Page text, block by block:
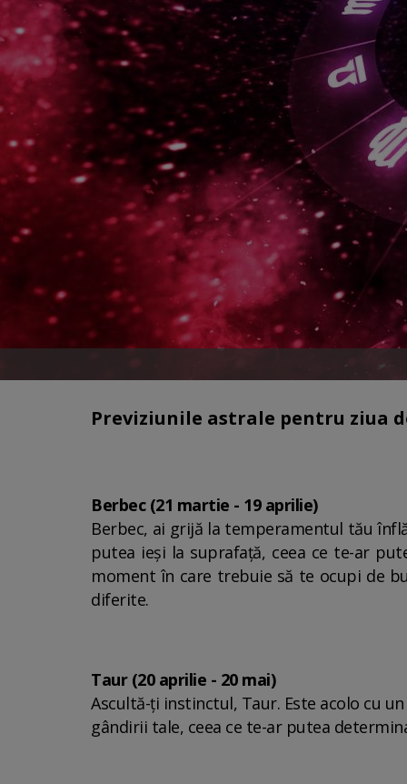
Previziunile astrale pentru ziua
Berbec (21 martie - 19 aprilie)
Berbec, ai grijă la temperamentul tău
putea ieși la suprafață, ceea ce te-ar
moment în care trebuie să te ocupi de
diferite.
Taur (20 aprilie - 20 mai)
Ascultă-ți instinctul, Taur. Este acolo cu
gândirii tale, ceea ce te-ar putea